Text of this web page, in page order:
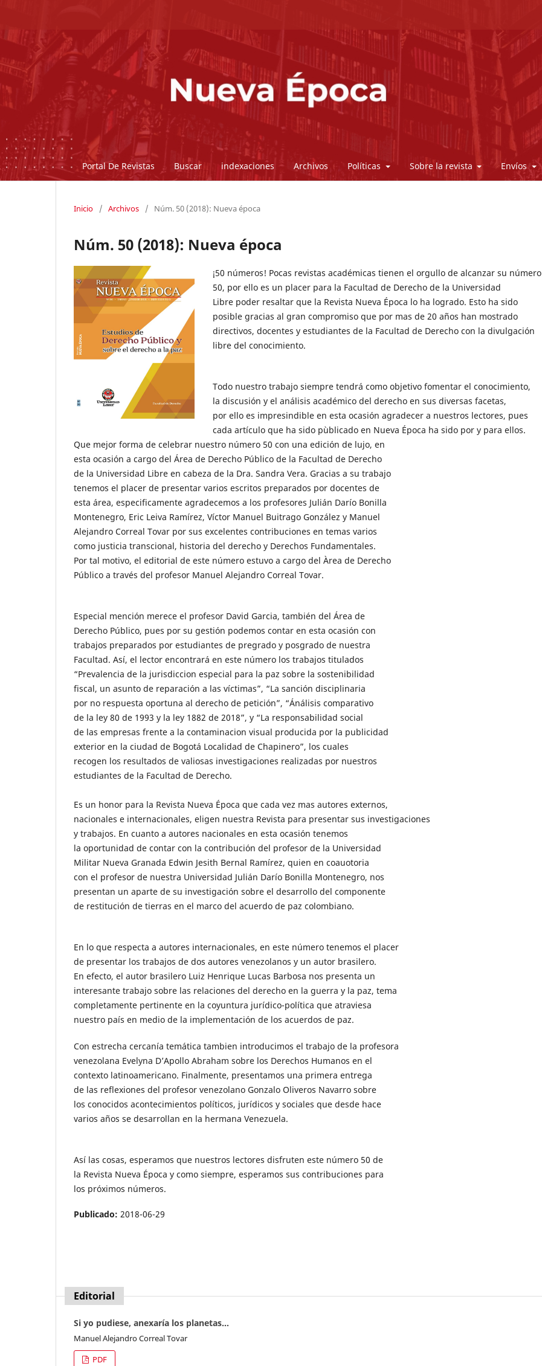
Portal De Revistas Buscar indexaciones Archivos Políticas Sobre la revista Envíos
Inicio / Archivos / Núm. 50 (2018): Nueva época
Núm. 50 (2018): Nueva época
¡50 números! Pocas revistas académicas tienen el orgullo de alcanzar su número
50, por ello es un placer para la Facultad de Derecho de la Universidad
Libre poder resaltar que la Revista Nueva Época lo ha logrado. Esto ha sido
posible gracias al gran compromiso que por mas de 20 años han mostrado
directivos, docentes y estudiantes de la Facultad de Derecho con la divulgación
libre del conocimiento.
Todo nuestro trabajo siempre tendrá como objetivo fomentar el conocimiento,
la discusión y el análisis académico del derecho en sus diversas facetas,
por ello es impresindible en esta ocasión agradecer a nuestros lectores, pues
cada artículo que ha sido pùblicado en Nueva Época ha sido por y para ellos.
Que mejor forma de celebrar nuestro número 50 con una edición de lujo, en
esta ocasión a cargo del Área de Derecho Público de la Facultad de Derecho
de la Universidad Libre en cabeza de la Dra. Sandra Vera. Gracias a su trabajo
tenemos el placer de presentar varios escritos preparados por docentes de
esta área, especificamente agradecemos a los profesores Julián Darío Bonilla
Montenegro, Eric Leiva Ramírez, Víctor Manuel Buitrago González y Manuel
Alejandro Correal Tovar por sus excelentes contribuciones en temas varios
como justicia transcional, historia del derecho y Derechos Fundamentales.
Por tal motivo, el editorial de este número estuvo a cargo del Àrea de Derecho
Público a través del profesor Manuel Alejandro Correal Tovar.
Especial mención merece el profesor David Garcia, también del Área de
Derecho Público, pues por su gestión podemos contar en esta ocasión con
trabajos preparados por estudiantes de pregrado y posgrado de nuestra
Facultad. Así, el lector encontrará en este número los trabajos titulados
“Prevalencia de la jurisdiccion especial para la paz sobre la sostenibilidad
fiscal, un asunto de reparación a las víctimas”, “La sanción disciplinaria
por no respuesta oportuna al derecho de petición”, “Ánálisis comparativo
de la ley 80 de 1993 y la ley 1882 de 2018”, y “La responsabilidad social
de las empresas frente a la contaminacion visual producida por la publicidad
exterior en la ciudad de Bogotá Localidad de Chapinero”, los cuales
recogen los resultados de valiosas investigaciones realizadas por nuestros
estudiantes de la Facultad de Derecho.
Es un honor para la Revista Nueva Época que cada vez mas autores externos,
nacionales e internacionales, eligen nuestra Revista para presentar sus investigaciones
y trabajos. En cuanto a autores nacionales en esta ocasión tenemos
la oportunidad de contar con la contribución del profesor de la Universidad
Militar Nueva Granada Edwin Jesith Bernal Ramírez, quien en coauotoria
con el profesor de nuestra Universidad Julián Darío Bonilla Montenegro, nos
presentan un aparte de su investigación sobre el desarrollo del componente
de restitución de tierras en el marco del acuerdo de paz colombiano.
En lo que respecta a autores internacionales, en este número tenemos el placer
de presentar los trabajos de dos autores venezolanos y un autor brasilero.
En efecto, el autor brasilero Luiz Henrique Lucas Barbosa nos presenta un
interesante trabajo sobre las relaciones del derecho en la guerra y la paz, tema
completamente pertinente en la coyuntura jurídico-política que atraviesa
nuestro país en medio de la implementación de los acuerdos de paz.
Con estrecha cercanía temática tambien introducimos el trabajo de la profesora
venezolana Evelyna D’Apollo Abraham sobre los Derechos Humanos en el
contexto latinoamericano. Finalmente, presentamos una primera entrega
de las reflexiones del profesor venezolano Gonzalo Oliveros Navarro sobre
los conocidos acontecimientos políticos, jurídicos y sociales que desde hace
varios años se desarrollan en la hermana Venezuela.
Así las cosas, esperamos que nuestros lectores disfruten este número 50 de
la Revista Nueva Época y como siempre, esperamos sus contribuciones para
los próximos números.
Publicado: 2018-06-29
Editorial
Si yo pudiese, anexaría los planetas…
Manuel Alejandro Correal Tovar
PDF